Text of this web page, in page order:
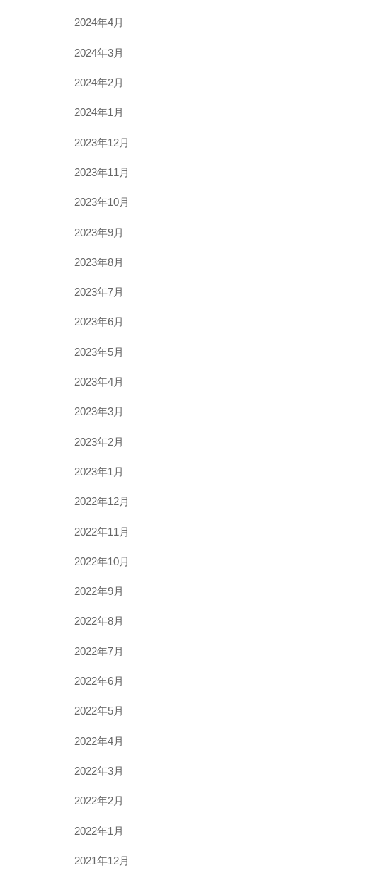
2024年4月
2024年3月
2024年2月
2024年1月
2023年12月
2023年11月
2023年10月
2023年9月
2023年8月
2023年7月
2023年6月
2023年5月
2023年4月
2023年3月
2023年2月
2023年1月
2022年12月
2022年11月
2022年10月
2022年9月
2022年8月
2022年7月
2022年6月
2022年5月
2022年4月
2022年3月
2022年2月
2022年1月
2021年12月